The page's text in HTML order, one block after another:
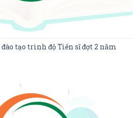
tạo trình độ Tiến sĩ đợt 2 năm